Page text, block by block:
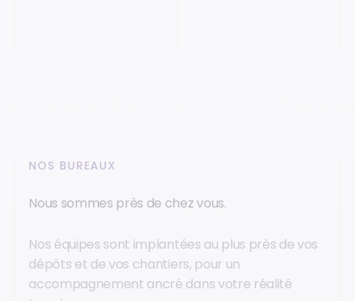
NOS BUREAUX
Nous sommes près de chez vous.
Nos équipes sont implantées au plus près de vos
dépôts et de vos chantiers, pour un
accompagnement ancré dans votre réalité